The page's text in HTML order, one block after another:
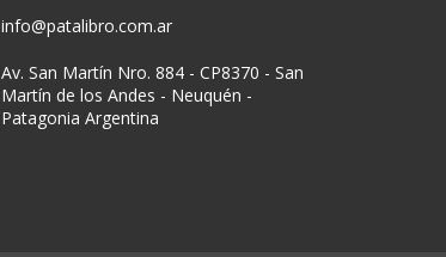
info@patalibro.com.ar
Av. San Martín Nro. 884 - CP8370 - San
Martín de los Andes - Neuquén -
Patagonia Argentina